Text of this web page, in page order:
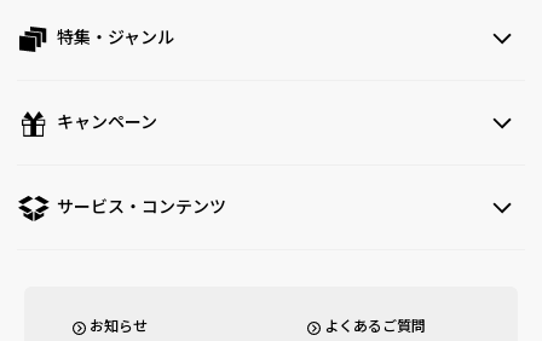
特集・ジャンル
キャンペーン
サービス・コンテンツ
お知らせ よくあるご質問